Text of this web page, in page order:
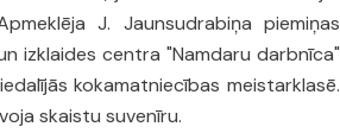
J. Jaunsudrabiņa piemiņas
izklaides centra "Namdaru darbnīca"
kokamatniecības meistarklasē.
skaistu suvenīru.